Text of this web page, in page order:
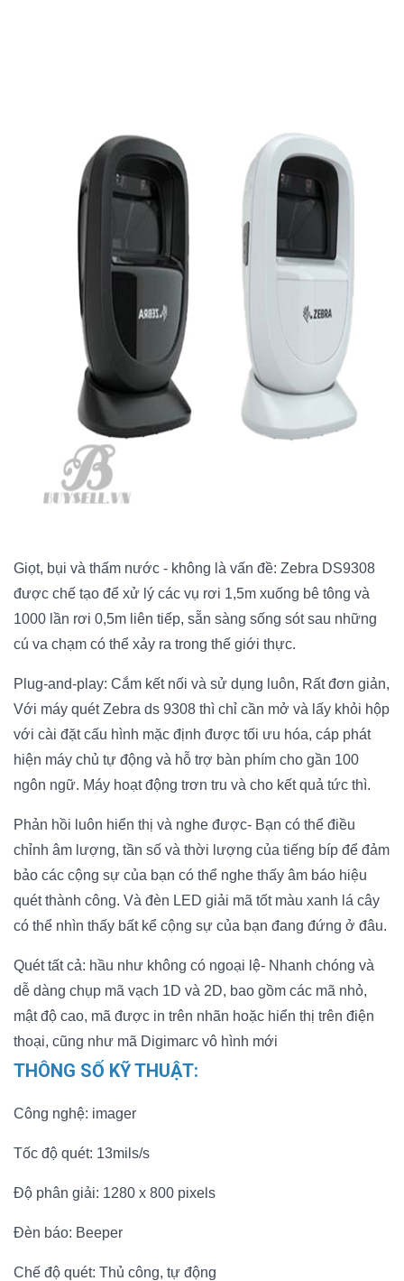
Giọt, bụi và thấm nước - không là vấn đề: Zebra DS9308
được chế tạo để xử lý các vụ rơi 1,5m xuống bê tông và
1000 lần rơi 0,5m liên tiếp, sẵn sàng sống sót sau những
cú va chạm có thể xảy ra trong thế giới thực.
Plug-and-play: Cắm kết nối và sử dụng luôn, Rất đơn giản,
Với máy quét Zebra ds 9308 thì chỉ cần mở và lấy khỏi hộp
với cài đặt cấu hình mặc định được tối ưu hóa, cáp phát
hiện máy chủ tự động và hỗ trợ bàn phím cho gần 100
ngôn ngữ. Máy hoạt động trơn tru và cho kết quả tức thì.
Phản hồi luôn hiển thị và nghe được- Bạn có thể điều
chỉnh âm lượng, tần số và thời lượng của tiếng bíp để đảm
bảo các cộng sự của bạn có thể nghe thấy âm báo hiệu
quét thành công. Và đèn LED giải mã tốt màu xanh lá cây
có thể nhìn thấy bất kể cộng sự của bạn đang đứng ở đâu.
Quét tất cả: hầu như không có ngoại lệ- Nhanh chóng và
dễ dàng chụp mã vạch 1D và 2D, bao gồm các mã nhỏ,
mật độ cao, mã được in trên nhãn hoặc hiển thị trên điện
thoại, cũng như mã Digimarc vô hình mới
THÔNG SỐ KỸ THUẬT:
Công nghệ: imager
Tốc độ quét: 13mils/s
Độ phân giải: 1280 x 800 pixels
Đèn báo: Beeper
Chế độ quét: Thủ công, tự động